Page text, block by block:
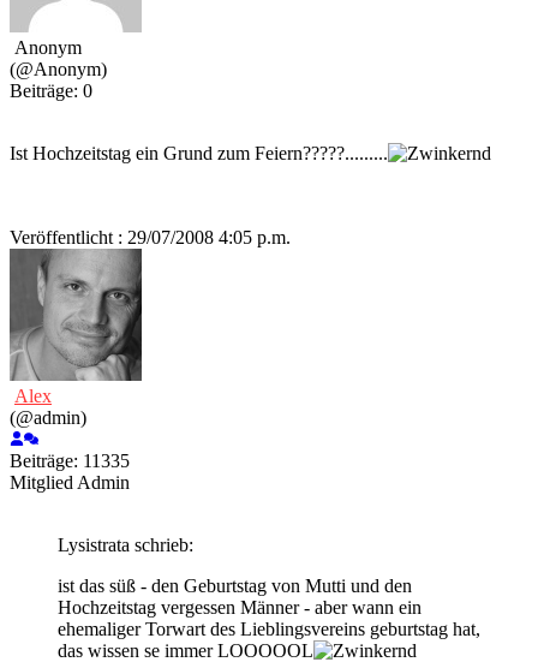
Anonym
(@Anonym)
Beiträge: 0
Ist Hochzeitstag ein Grund zum Feiern?????.........
Veröffentlicht : 29/07/2008 4:05 p.m.
Alex
(@admin)
Beiträge: 11335
Mitglied Admin
Lysistrata schrieb:
ist das süß - den Geburtstag von Mutti und den
Hochzeitstag vergessen Männer - aber wann ein
ehemaliger Torwart des Lieblingsvereins geburtstag hat,
das wissen se immer LOOOOOL